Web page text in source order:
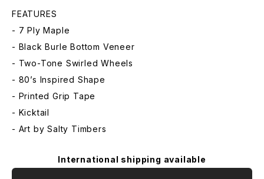
FEATURES
- 7 Ply Maple
- Black Burle Bottom Veneer
- Two-Tone Swirled Wheels
- 80’s Inspired Shape
- Printed Grip Tape
- Kicktail
- Art by Salty Timbers
International shipping available